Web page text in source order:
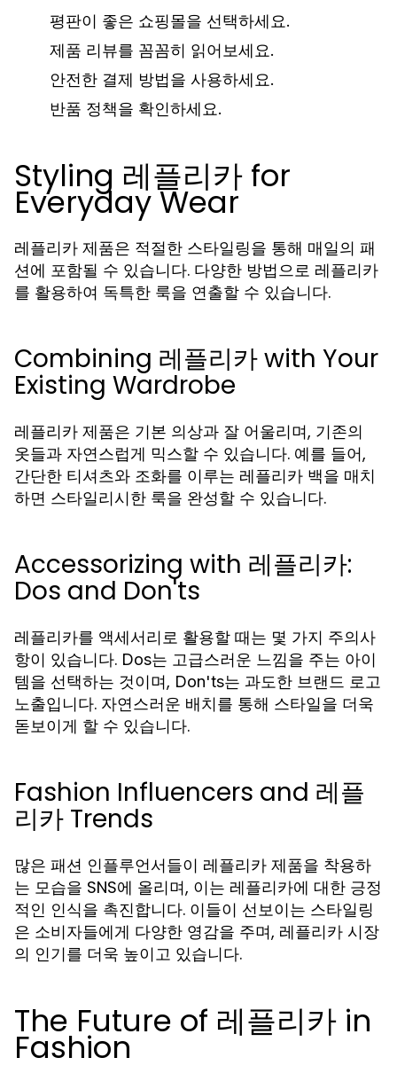
평판이 좋은 쇼핑몰을 선택하세요.
제품 리뷰를 꼼꼼히 읽어보세요.
안전한 결제 방법을 사용하세요.
반품 정책을 확인하세요.
Styling 레플리카 for
Everyday Wear
레플리카 제품은 적절한 스타일링을 통해 매일의 패
션에 포함될 수 있습니다. 다양한 방법으로 레플리카
를 활용하여 독특한 룩을 연출할 수 있습니다.
Combining 레플리카 with Your
Existing Wardrobe
레플리카 제품은 기본 의상과 잘 어울리며, 기존의
옷들과 자연스럽게 믹스할 수 있습니다. 예를 들어,
간단한 티셔츠와 조화를 이루는 레플리카 백을 매치
하면 스타일리시한 룩을 완성할 수 있습니다.
Accessorizing with 레플리카:
Dos and Don'ts
레플리카를 액세서리로 활용할 때는 몇 가지 주의사
항이 있습니다. Dos는 고급스러운 느낌을 주는 아이
템을 선택하는 것이며, Don'ts는 과도한 브랜드 로고
노출입니다. 자연스러운 배치를 통해 스타일을 더욱
돋보이게 할 수 있습니다.
Fashion Influencers and 레플
리카 Trends
많은 패션 인플루언서들이 레플리카 제품을 착용하
는 모습을 SNS에 올리며, 이는 레플리카에 대한 긍정
적인 인식을 촉진합니다. 이들이 선보이는 스타일링
은 소비자들에게 다양한 영감을 주며, 레플리카 시장
의 인기를 더욱 높이고 있습니다.
The Future of 레플리카 in
Fashion